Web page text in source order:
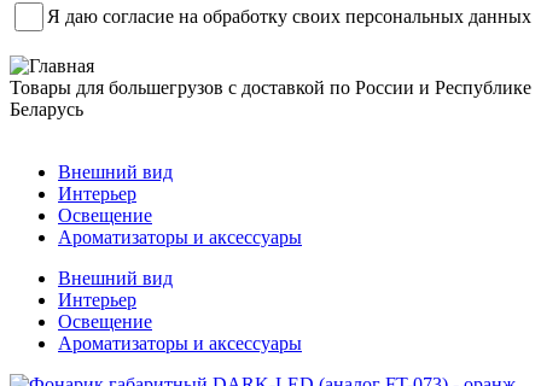
Я даю согласие на обработку своих персональных данных
Товары для большегрузов с доставкой по России и Республике
Беларусь
Внешний вид
Интерьер
Освещение
Ароматизаторы и аксессуары
Внешний вид
Интерьер
Освещение
Ароматизаторы и аксессуары